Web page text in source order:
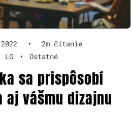
•
2m čítanie
LG • Ostatné
sa prispôsobí
aj vášmu dizajnu